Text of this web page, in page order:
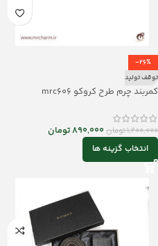
-26%
توقف تولید
کمربند چرم طرح کروکو mrc606
1,200,000تومان890,000تومان
انتخاب گزینه ها